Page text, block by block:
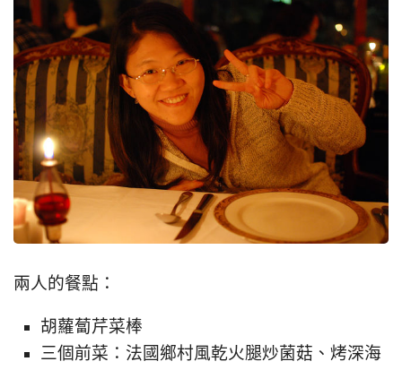
兩人的餐點：
胡蘿蔔芹菜棒
三個前菜：法國鄉村風乾火腿炒菌菇、烤深海